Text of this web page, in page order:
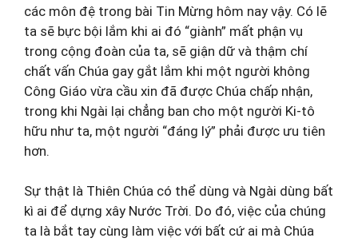
các môn đệ trong bài Tin Mừng hôm nay vậy. Có lẽ
ta sẽ bực bội lắm khi ai đó “giành” mất phận vụ
trong cộng đoàn của ta, sẽ giận dữ và thậm chí
chất vấn Chúa gay gắt lắm khi một người không
Công Giáo vừa cầu xin đã được Chúa chấp nhận,
trong khi Ngài lại chẳng ban cho một người Ki-tô
hữu như ta, một người “đáng lý” phải được ưu tiên
hơn.
Sự thật là Thiên Chúa có thể dùng và Ngài dùng bất
kì ai để dựng xây Nước Trời. Do đó, việc của chúng
ta là bắt tay cùng làm việc với bất cứ ai mà Chúa